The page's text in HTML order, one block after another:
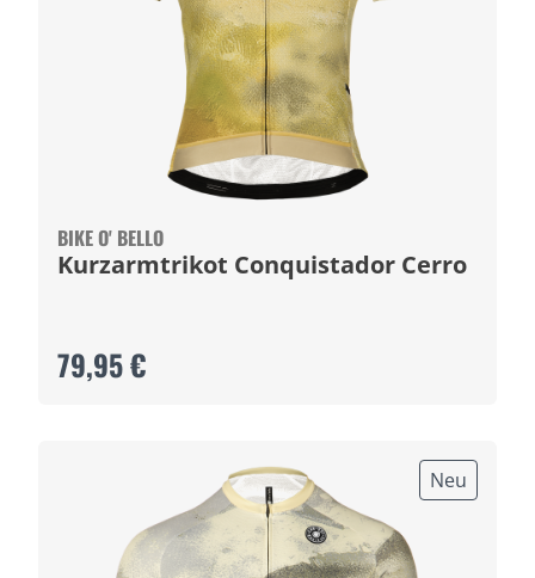
BIKE O' BELLO
Kurzarmtrikot Conquistador Cerro
79,95 €
Neu